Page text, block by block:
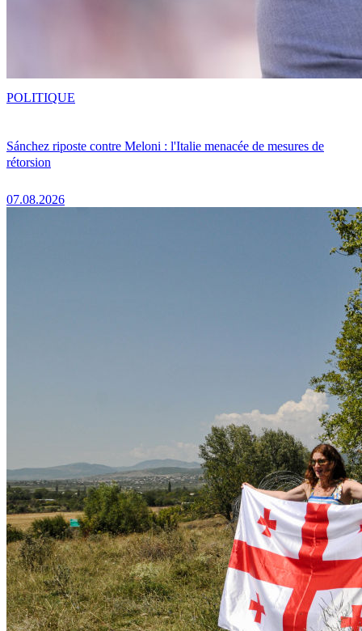
Sánchez riposte contre Meloni : l'Italie menacée de mesures de
rétorsion
07.08.2026
POLITIQUE